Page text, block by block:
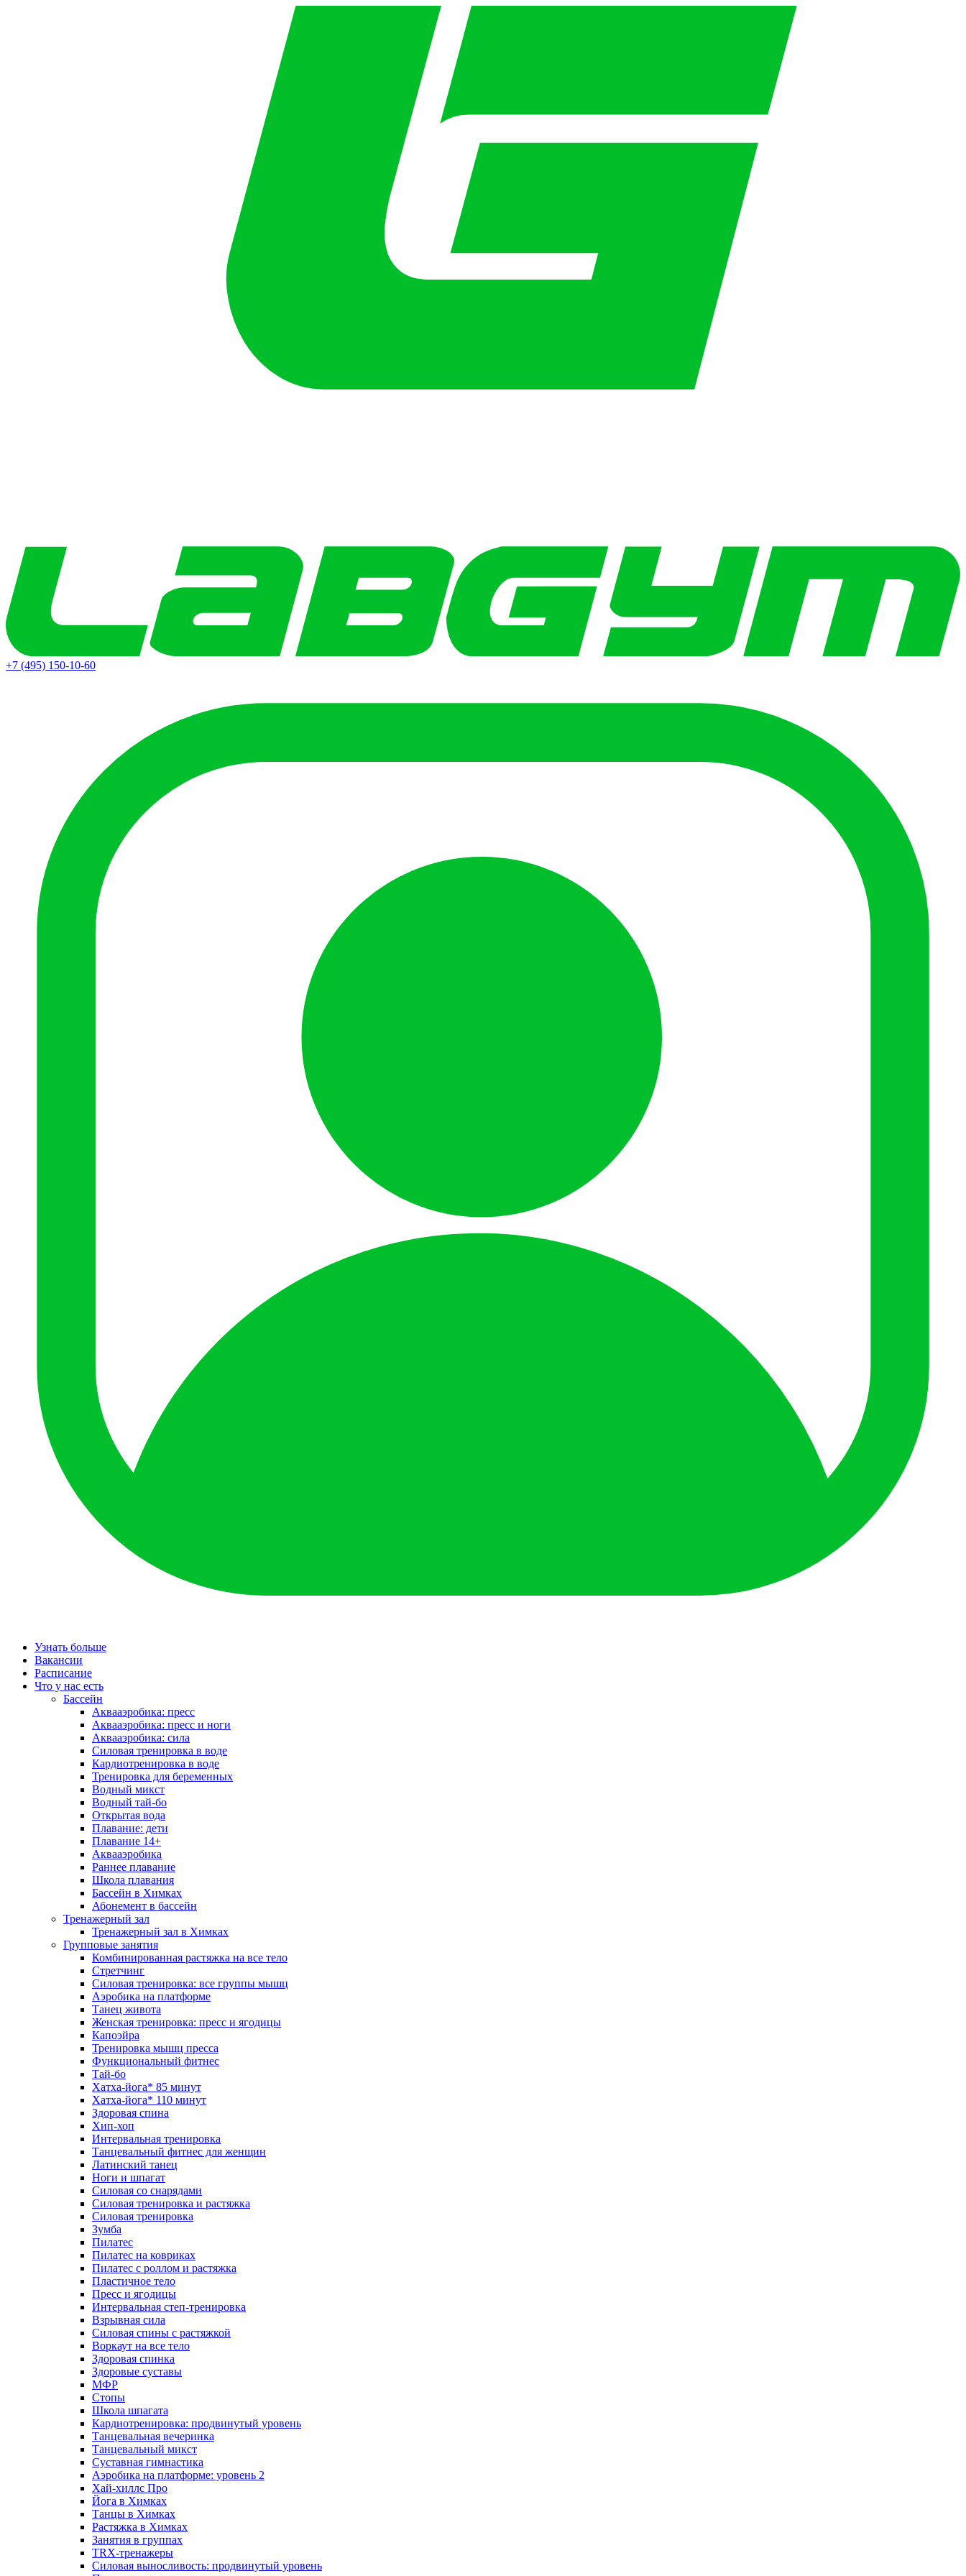
+7 (495) 150-10-60
Узнать больше
Вакансии
Расписание
Что у нас есть
Бассейн
Аквааэробика: пресс
Аквааэробика: пресс и ноги
Аквааэробика: сила
Силовая тренировка в воде
Кардиотренировка в воде
Тренировка для беременных
Водный микст
Водный тай-бо
Открытая вода
Плавание: дети
Плавание 14+
Аквааэробика
Раннее плавание
Школа плавания
Бассейн в Химках
Абонемент в бассейн
Тренажерный зал
Тренажерный зал в Химках
Групповые занятия
Комбинированная растяжка на все тело
Стретчинг
Силовая тренировка: все группы мышц
Аэробика на платформе
Танец живота
Женская тренировка: пресс и ягодицы
Капоэйра
Тренировка мышц пресса
Функциональный фитнес
Тай-бо
Хатха-йога* 85 минут
Хатха-йога* 110 минут
Здоровая спина
Хип-хоп
Интервальная тренировка
Танцевальный фитнес для женщин
Латинский танец
Ноги и шпагат
Силовая со снарядами
Силовая тренировка и растяжка
Силовая тренировка
Зумба
Пилатес
Пилатес на ковриках
Пилатес с роллом и растяжка
Пластичное тело
Пресс и ягодицы
Интервальная степ-тренировка
Взрывная сила
Силовая спины с растяжкой
Воркаут на все тело
Здоровая спинка
Здоровые суставы
МФР
Стопы
Школа шпагата
Кардиотренировка: продвинутый уровень
Танцевальная вечеринка
Танцевальный микст
Суставная гимнастика
Аэробика на платформе: уровень 2
Хай-хиллс Про
Йога в Химках
Танцы в Химках
Растяжка в Химках
Занятия в группах
TRX-тренажеры
Силовая выносливость: продвинутый уровень